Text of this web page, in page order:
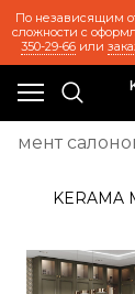
По независящим
сложности с
350-29-66или
KERAMA